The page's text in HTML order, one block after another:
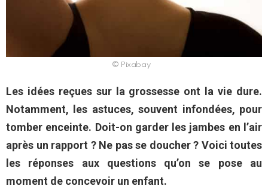
© Pixabay
Les idées reçues sur la grossesse ont la vie dure.
Notamment, les astuces, souvent infondées, pour
tomber enceinte. Doit-on garder les jambes en l’air
après un rapport ? Ne pas se doucher ? Voici toutes
les réponses aux questions qu’on se pose au
moment de concevoir un enfant.